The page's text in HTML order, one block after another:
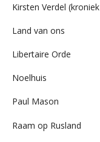
Kirsten Verdel
Land van ons
Libertaire Orde
Noelhuis
Paul Mason
Raam op Rusland